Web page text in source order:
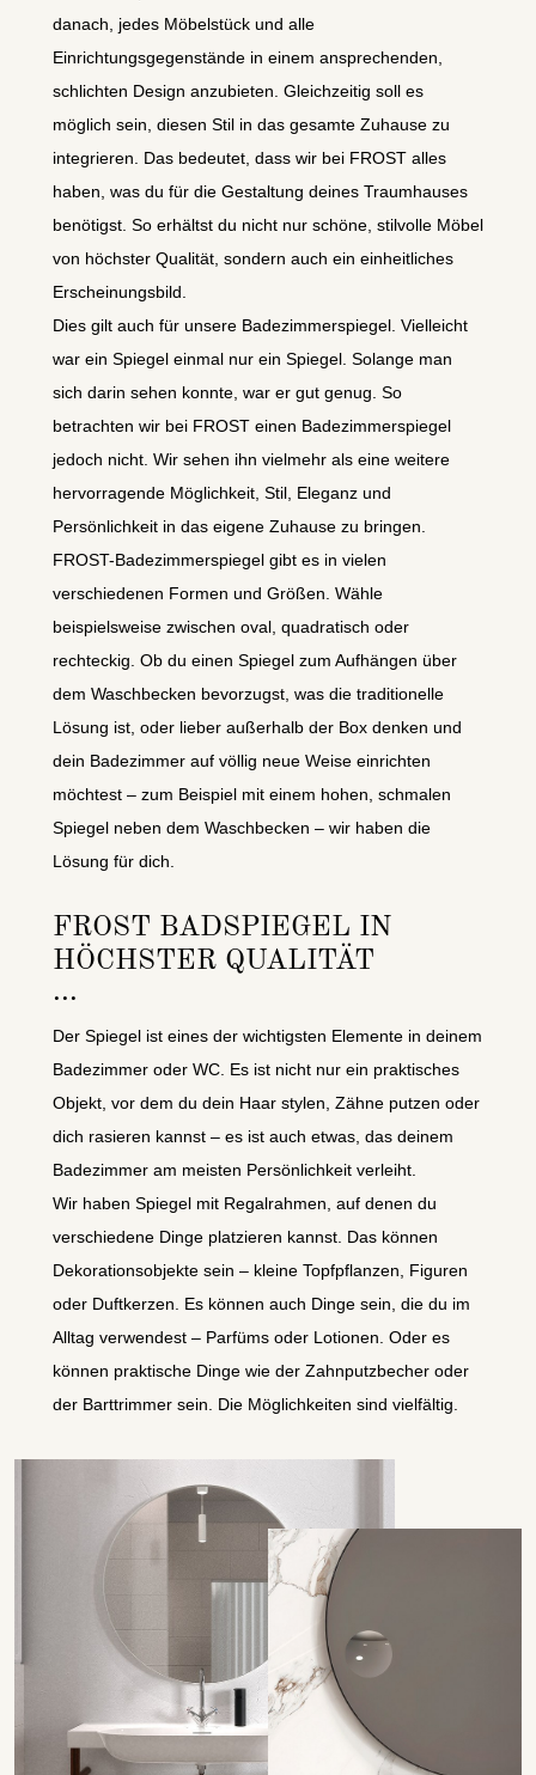
danach, jedes Möbelstück und alle
Einrichtungsgegenstände in einem ansprechenden,
schlichten Design anzubieten. Gleichzeitig soll es
möglich sein, diesen Stil in das gesamte Zuhause zu
integrieren. Das bedeutet, dass wir bei FROST alles
haben, was du für die Gestaltung deines Traumhauses
benötigst. So erhältst du nicht nur schöne, stilvolle Möbel
von höchster Qualität, sondern auch ein einheitliches
Erscheinungsbild.
Dies gilt auch für unsere Badezimmerspiegel. Vielleicht
war ein Spiegel einmal nur ein Spiegel. Solange man
sich darin sehen konnte, war er gut genug. So
betrachten wir bei FROST einen Badezimmerspiegel
jedoch nicht. Wir sehen ihn vielmehr als eine weitere
hervorragende Möglichkeit, Stil, Eleganz und
Persönlichkeit in das eigene Zuhause zu bringen.
FROST-Badezimmerspiegel gibt es in vielen
verschiedenen Formen und Größen. Wähle
beispielsweise zwischen oval, quadratisch oder
rechteckig. Ob du einen Spiegel zum Aufhängen über
dem Waschbecken bevorzugst, was die traditionelle
Lösung ist, oder lieber außerhalb der Box denken und
dein Badezimmer auf völlig neue Weise einrichten
möchtest – zum Beispiel mit einem hohen, schmalen
Spiegel neben dem Waschbecken – wir haben die
Lösung für dich.
FROST BADSPIEGEL IN
HÖCHSTER QUALITÄT
Der Spiegel ist eines der wichtigsten Elemente in deinem
Badezimmer oder WC. Es ist nicht nur ein praktisches
Objekt, vor dem du dein Haar stylen, Zähne putzen oder
dich rasieren kannst – es ist auch etwas, das deinem
Badezimmer am meisten Persönlichkeit verleiht.
Wir haben Spiegel mit Regalrahmen, auf denen du
verschiedene Dinge platzieren kannst. Das können
Dekorationsobjekte sein – kleine Topfpflanzen, Figuren
oder Duftkerzen. Es können auch Dinge sein, die du im
Alltag verwendest – Parfüms oder Lotionen. Oder es
können praktische Dinge wie der Zahnputzbecher oder
der Barttrimmer sein. Die Möglichkeiten sind vielfältig.